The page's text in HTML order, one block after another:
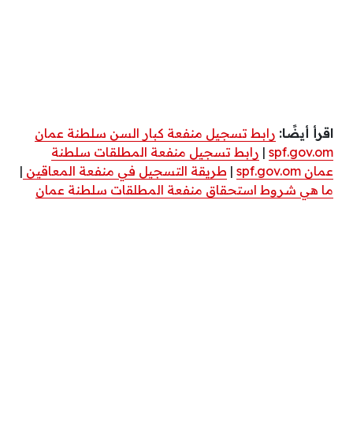
اقرأ أيضًا: رابط تسجيل منفعة كبار السن سلطنة عمان
spf.gov.om
| رابط تسجيل منفعة المطلقات سلطنة
عمان spf.gov.om
| طريقة التسجيل في منفعة المعاقين |
ما هي شروط استحقاق منفعة المطلقات سلطنة عمان